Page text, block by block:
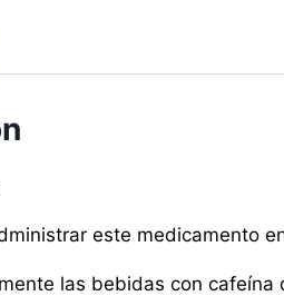
este medicamento
las bebidas con